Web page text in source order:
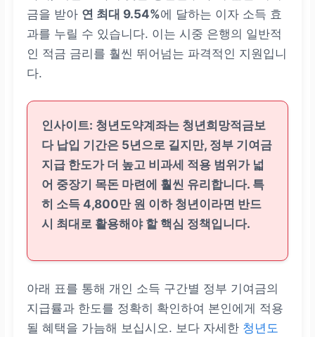
금을 받아 연 최대 9.54%에 달하는 이자 소득 효
과를 누릴 수 있습니다. 이는 시중 은행의 일반적
인 적금 금리를 훨씬 뛰어넘는 파격적인 지원입니
다.
인사이트: 청년도약계좌는 청년희망적금보
다 납입 기간은 5년으로 길지만, 정부 기여금
지급 한도가 더 높고 비과세 적용 범위가 넓
어 중장기 목돈 마련에 훨씬 유리합니다. 특
히 소득 4,800만 원 이하 청년이라면 반드
시 최대로 활용해야 할 핵심 정책입니다.
아래 표를 통해 개인 소득 구간별 정부 기여금의
지급률과 한도를 정확히 확인하여 본인에게 적용
될 혜택을 가늠해 보십시오. 보다 자세한 청년도